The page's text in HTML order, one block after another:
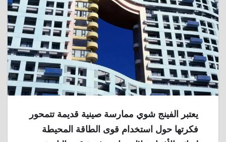
يعتبر الفينج شوي ممارسة صينية قديمة تتمحور
فكرتها حول استخدام قوى الطاقة المحيطة